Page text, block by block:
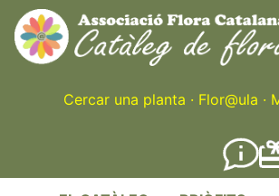
Skip
to
main
content
Cercar una planta · Flor@ula ·